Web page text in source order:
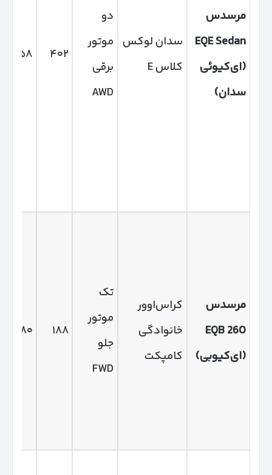
مرسدس
EQE Sedan
(ای‌کیوئی
سدان)
سدان لوکس
کلاس E
دو
موتور
برقی
AWD
۴۰۲ ۸۵۸
مرسدس
EQB 260
(ای‌کیوبی)
کراس‌اوور
خانوادگی
کامپکت
تک
موتور
جلو
FWD
۱۸۸ ۳۸۰